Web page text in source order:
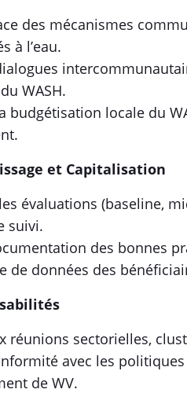
des mécanismes
à l’eau.
WASH.
budgétisation locale du
et
évaluations (baseline,
suivi.
des bonnes
de données des
réunions sectorielles,
avec les
de WV.